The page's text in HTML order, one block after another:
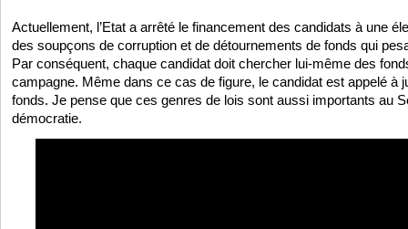
Actuellement, l’Etat a arrêté le financement des candidats à une
des soupçons de corruption et de détournements de fonds qui
Par conséquent, chaque candidat doit chercher lui-même des
campagne. Même dans ce cas de figure, le candidat est appelé à
fonds. Je pense que ces genres de lois sont aussi importants au
démocratie.